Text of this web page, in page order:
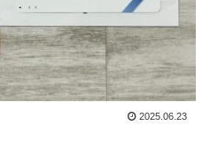
2025.06.23